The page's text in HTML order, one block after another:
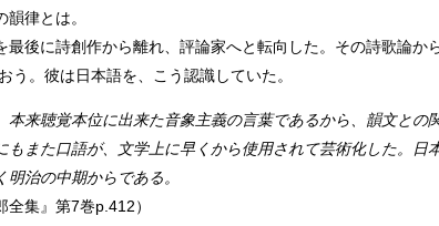
律とは。
最後に詩創作から離れ、評論家へと転向した。その詩歌論か
う。彼は日本語を、こう認識していた。
本来聴覚本位に出来た音象主義の言葉であるから、韻文との
もまた口語が、文学上に早くから使用されて芸術化した。日
明治の中期からである。
全集』第7巻p.412）